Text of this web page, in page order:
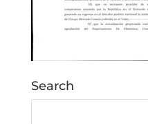
Search